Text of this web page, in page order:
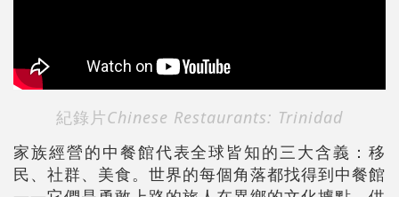
紀錄片Chinese Restaurants: Trinidad
家族經營的中餐館代表全球皆知的三大含義：移
民、社群、美食。世界的每個角落都找得到中餐館